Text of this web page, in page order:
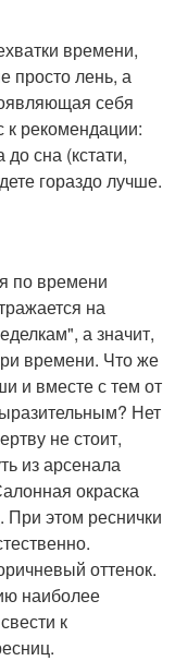
времени,
просто лень, а
себя
рекомендации:
сна (кстати,
гораздо лучше.
по времени
на
а значит,
времени. Что же
и вместе с тем от
Нет
не стоит,
из арсенала
окраска
этом реснички
оттенок.
наиболее
к